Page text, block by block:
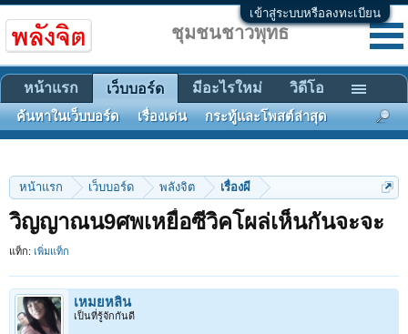
เข้าสู่ระบบหรือลงทะเบียน
หน้าแรก เว็บบอร์ด พลังจิต เรื่องผี
วิญญาณน9ศพเหยื่อซีวิคโผล่เห็นกันจะจะ
แท็ก: เพิ่มแท็ก
เหมยหลิน
เป็นที่รู้จักกันดี
ชุมชนชาวพุทธ
หน้าแรก เว็บบอร์ด
ค้นหาในเว็บบอร์ด เรื่องเด่น กระทู้และโพสต์ล่าสุด
มีอะไรใหม่ วิดีโอ